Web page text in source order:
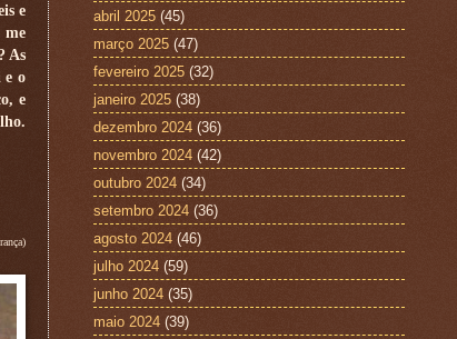
e
me
As
e o
e
abril 2025 (45)
março 2025 (47)
fevereiro 2025 (32)
janeiro 2025 (38)
dezembro 2024 (36)
novembro 2024 (42)
outubro 2024 (34)
setembro 2024 (36)
agosto 2024 (46)
julho 2024 (59)
junho 2024 (35)
maio 2024 (39)